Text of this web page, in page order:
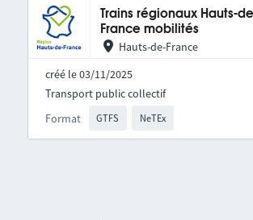
Trains régionaux Hauts-
France mobilités
Hauts-de-France
créé le 03/11/2025
Format GTFS NeTEx
Transport public collectif